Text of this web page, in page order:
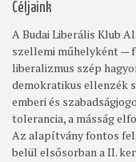
Céljaink
A Budai Liberális Klub
szellemi műhelyként —
liberalizmus szép
demokratikus ellenzék
emberi és
tolerancia, a másság
Az alapítvány fontos
belül elsősorban a II.